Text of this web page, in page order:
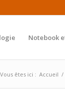
Notebook
Vous êtes ici : Accueil /